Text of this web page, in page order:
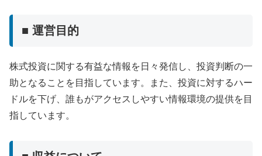
■ 運営目的
株式投資に関する有益な情報を日々発信し、投資判断の一
助となることを目指しています。また、投資に対するハー
ドルを下げ、誰もがアクセスしやすい情報環境の提供を目
指しています。